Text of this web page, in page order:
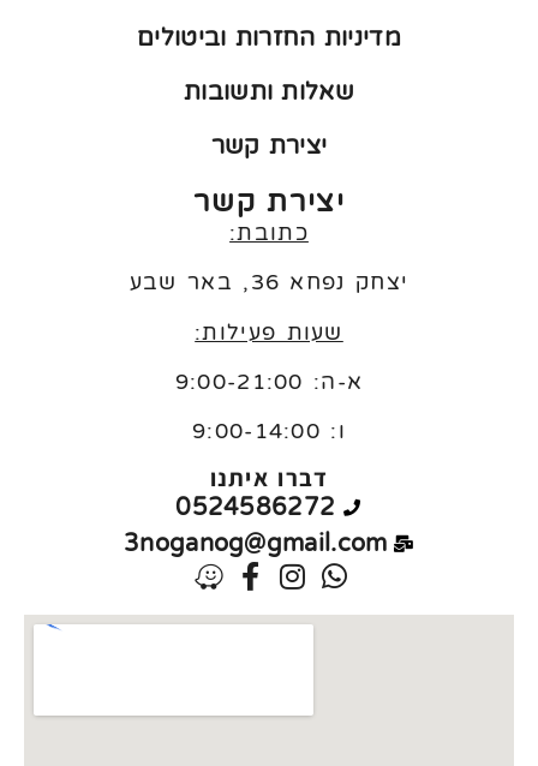
מדיניות החזרות וביטולים
שאלות ותשובות
יצירת קשר
יצירת קשר
כתובת:
יצחק נפחא 36, באר שבע
שעות פעילות:
א-ה: 9:00-21:00
ו: 9:00-14:00
דברו איתנו
0524586272
3noganog@gmail.com